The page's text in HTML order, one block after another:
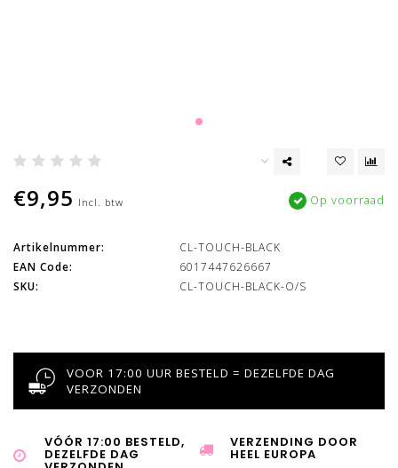
€9,95 Incl. btw Op voorraad
Artikelnummer:
CL-TOUCH-BLACK
EAN Code:
6017447626667
SKU:
CL-TOUCH-BLACK-O/S
VOOR 17:00 UUR BESTELD = DEZELFDE DAG
VERZONDEN
VÓÓR 17:00 BESTELD,
DEZELFDE DAG
VERZENDING DOOR
HEEL EUROPA